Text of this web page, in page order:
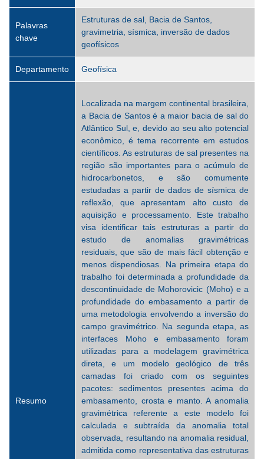
Palavras
chave
Estruturas de sal, Bacia de Santos,
gravimetria, sísmica, inversão de dados
geofísicos
Departamento Geofísica
Resumo
Localizada na margem continental brasileira,
a Bacia de Santos é a maior bacia de sal do
Atlântico Sul, e, devido ao seu alto potencial
econômico, é tema recorrente em estudos
científicos. As estruturas de sal presentes na
região são importantes para o acúmulo de
hidrocarbonetos, e são comumente
estudadas a partir de dados de sísmica de
reflexão, que apresentam alto custo de
aquisição e processamento. Este trabalho
visa identificar tais estruturas a partir do
estudo de anomalias gravimétricas
residuais, que são de mais fácil obtenção e
menos dispendiosas. Na primeira etapa do
trabalho foi determinada a profundidade da
descontinuidade de Mohorovicic (Moho) e a
profundidade do embasamento a partir de
uma metodologia envolvendo a inversão do
campo gravimétrico. Na segunda etapa, as
interfaces Moho e embasamento foram
utilizadas para a modelagem gravimétrica
direta, e um modelo geológico de três
camadas foi criado com os seguintes
pacotes: sedimentos presentes acima do
embasamento, crosta e manto. A anomalia
gravimétrica referente a este modelo foi
calculada e subtraída da anomalia total
observada, resultando na anomalia residual,
admitida como representativa das estruturas